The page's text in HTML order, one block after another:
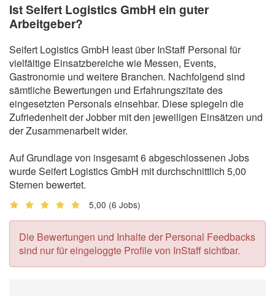
Ist Seifert Logistics GmbH ein guter
Arbeitgeber?
Seifert Logistics GmbH least über InStaff Personal für
vielfältige Einsatzbereiche wie Messen, Events,
Gastronomie und weitere Branchen. Nachfolgend sind
sämtliche Bewertungen und Erfahrungszitate des
eingesetzten Personals einsehbar. Diese spiegeln die
Zufriedenheit der Jobber mit den jeweiligen Einsätzen und
der Zusammenarbeit wider.
Auf Grundlage von insgesamt 6 abgeschlossenen Jobs
wurde Seifert Logistics GmbH mit durchschnittlich 5,00
Sternen bewertet.
5,00 (6 Jobs)
Die Bewertungen und Inhalte der Personal Feedbacks
sind nur für eingeloggte Profile von InStaff sichtbar.